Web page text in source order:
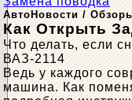
АвтоНовости /
Как Открыть
Что делать, если
ВАЗ-2114
Ведь у каждого
машина. Как